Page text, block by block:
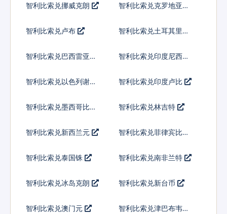
智利比索兑挪威克朗
智利比索兑克罗地亚库
智利比索兑卢布 智利比索兑土耳其里拉
智利比索兑巴西雷亚尔
智利比索兑印度尼西亚
智利比索兑以色列谢克
智利比索兑印度卢比
智利比索兑墨西哥比索 智利比索兑林吉特
智利比索兑新西兰元 智利比索兑菲律宾比索
智利比索兑泰国铢 智利比索兑南非兰特
智利比索兑冰岛克朗 智利比索兑新台币
智利比索兑澳门元 智利比索兑津巴布韦币